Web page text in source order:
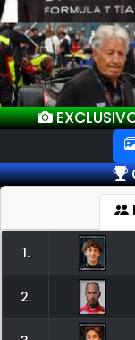
Previous
1.
2.